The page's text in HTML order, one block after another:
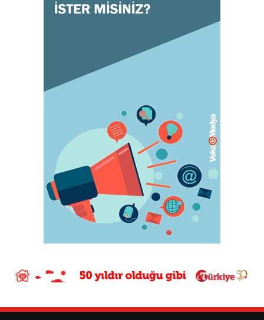
July 31, 2023
Orgazm olan kadınlar daha çabuk hamile
kalıyor
May 05, 2023